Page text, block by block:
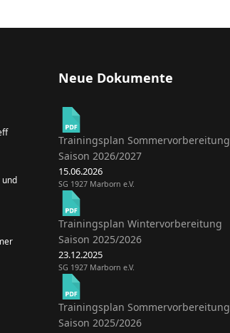
und
Neue Dokumente
Trainingsplan Sommervorbereitung
Saison 2026/2027
15.06.2026
SG 1927 Marborn e.V.
Trainingsplan Wintervorbereitung
Saison 2025/2026
23.12.2025
SG 1927 Marborn e.V.
Trainingsplan Sommervorbereitung
Saison 2025/2026